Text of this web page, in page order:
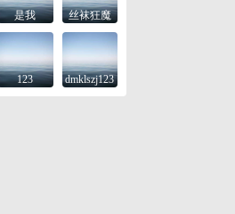
是我 丝袜狂魔
123 dmklszj123